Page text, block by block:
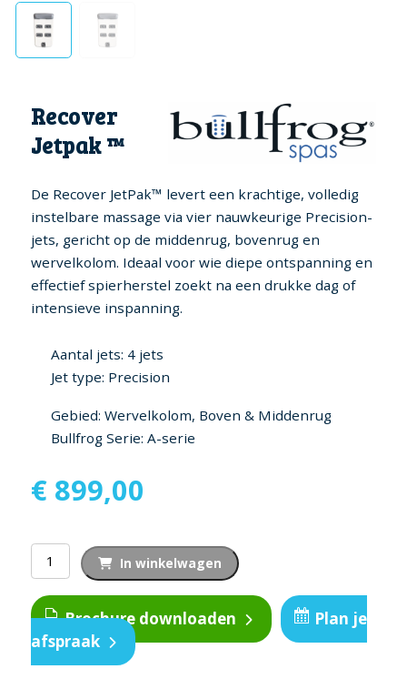
Recover
Jetpak ™
De Recover JetPak™ levert een krachtige, volledig
instelbare massage via vier nauwkeurige Precision-
jets, gericht op de middenrug, bovenrug en
wervelkolom. Ideaal voor wie diepe ontspanning en
effectief spierherstel zoekt na een drukke dag of
intensieve inspanning.
Aantal jets: 4 jets
Jet type: Precision
Gebied: Wervelkolom, Boven & Middenrug
Bullfrog Serie: A-serie
€ 899,00
Recover
Jetpak
™
aantal
In winkelwagen
Brochure downloaden
Plan je
afspraak